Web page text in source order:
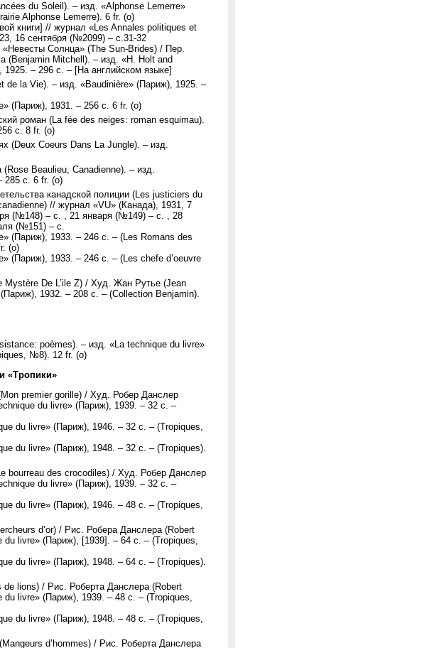
du Soleil). – изд. «Alphonse Lemerre»
Alphonse Lemerre). 6 fr. (о)
книги] // журнал «Les Annales politiques et
16 сентября (№2099) – с.31-32
Солнца» (The Sun-Brides) / Пер.
(Benjamin Mitchell). – изд. «H. Holt and
– 296 с. – [На английском языке]
de la Vie). – изд. «Baudinière» (Париж), 1925. –
(Париж), 1931. – 256 с. 6 fr. (о)
роман (La fée des neiges: roman esquimau).
с. 8 fr. (о)
(Deux Coeurs Dans La Jungle). – изд.
Beaulieu, Canadienne). – изд.
285 с. 6 fr. (о)
канадской полиции (Les justiciers du
// журнал «VU» (Канада), 1931, 7
(№148) – с. , 21 января (№149) – с. , 28
(№151) – с.
(Париж), 1933. – 246 с. – (Les Romans des
(о)
(Париж), 1933. – 246 с. – (Les chefe d’oeuvre
Mystère De L’ile Z) / Худ. Жан Рутье (Jean
1932. – 208 с. – (Collection Benjamin).
poèmes). – изд. «La technique du livre»
№8). 12 fr. (о)
«Тропики»
premier gorille) / Худ. Робер Данслер
du livre» (Париж), 1939. – 32 с. –
du livre» (Париж), 1946. – 32 с. – (Tropiques,
du livre» (Париж), 1948. – 32 с. – (Tropiques).
bourreau des crocodiles) / Худ. Робер Данслер
du livre» (Париж), 1939. – 32 с. –
du livre» (Париж), 1946. – 48 с. – (Tropiques,
d’or) / Рис. Робера Данслера (Robert
du livre» (Париж), [1939]. – 64 с. – (Tropiques,
du livre» (Париж), 1948. – 64 с. – (Tropiques).
de lions) / Рис. Роберта Данслера (Robert
du livre» (Париж), 1939. – 48 с. – (Tropiques,
du livre» (Париж), 1948. – 48 с. – (Tropiques,
d’hommes) / Рис. Роберта Данслера